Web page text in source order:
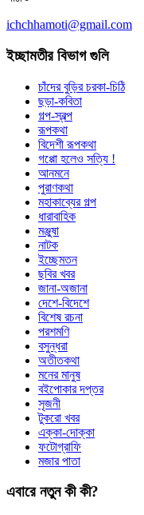
ichchhamoti@gmail.com
ইচ্ছামতীর বিভাগ গুলি
চাঁদের বুড়ির চরকা-চিঠি
ছড়া-কবিতা
গল্প-স্বল্প
রূপকথা
বিদেশী রূপকথা
গপ্পো হলেও সত্যি !
আনমনে
পুরাণকথা
মহাকাব্যের গল্প
ধারাবাহিক
মঞ্জুষা
নাটক
ইচ্ছেমতন
ছবির খবর
জানা-অজানা
দেশে-বিদেশে
বিশেষ রচনা
পরশমণি
বসুন্ধরা
অতীতকথা
মনের মানুষ
বইপোকার দপ্তর
সৃজনী
টুকরো খবর
এক্কা-দোক্কা
ফটোগ্রাফি
মজার পাতা
এবারে নতুন কী কী?